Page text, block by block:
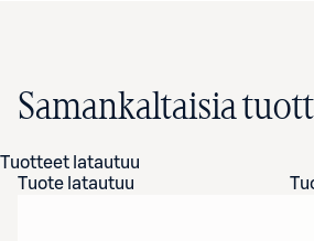
Samankaltaisia
Tuotteet latautuu
Tuote latautuu